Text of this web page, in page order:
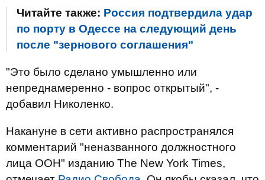
Читайте также: Россия подтвердила удар
по порту в Одессе на следующий день
после "зернового соглашения"
"Это было сделано умышленно или
непреднамеренно - вопрос открытый", -
добавил Николенко.
Накануне в сети активно распространялся
комментарий "неназванного должностного
лица ООН" изданию The New York Times,